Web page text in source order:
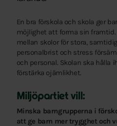
En bra förskola och skola ger
möjlighet att forma sin framtid.
mellan skolor för stora,
personalbrist och stress
och personal. Skolan ska hålla
förstärka ojämlikhet.
Miljöpartiet vill:
Minska barngrupperna i
att ge barn mer trygghet och